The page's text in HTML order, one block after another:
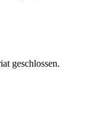
geschlossen.